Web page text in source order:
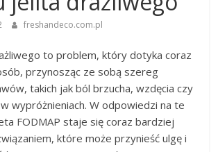
freshandeco.com.pl
to problem, który dotyka coraz
przynosząc ze sobą szereg
takich jak ból brzucha, wzdęcia czy
wypróżnieniach. W odpowiedzi na te
FODMAP staje się coraz bardziej
które może przynieść ulgę i